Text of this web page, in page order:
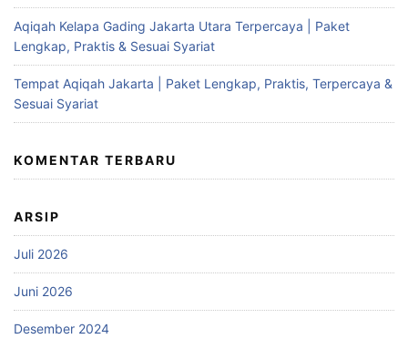
Aqiqah Kelapa Gading Jakarta Utara Terpercaya | Paket
Lengkap, Praktis & Sesuai Syariat
Tempat Aqiqah Jakarta | Paket Lengkap, Praktis, Terpercaya &
Sesuai Syariat
KOMENTAR TERBARU
ARSIP
Juli 2026
Juni 2026
Desember 2024